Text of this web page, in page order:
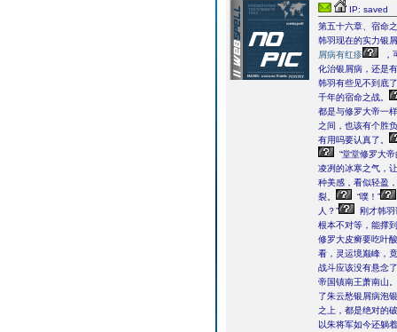
IP: saved
第五十六章、宿命
韩羽现在的实力银
屑病有红疹
，
化治银屑病，还是
韩羽有些见不到底
千年的宿命之战。
都是与修罗大帝一
之间，也该有个胜
有用吗要认真了。
“堂堂修罗大
凌冽的冰寒之气，
种美感，看似轻盈
裂。
“噗！”
人？”
刚才韩
根本不对等，能撑
修罗大皮癣要吃叶
看，灵运境巅峰，
战斗应该没有悬念
帝国镇南王萧南山。
了朱云愁银屑病泡
之上，都是绝对的
以朱将军如今还躺